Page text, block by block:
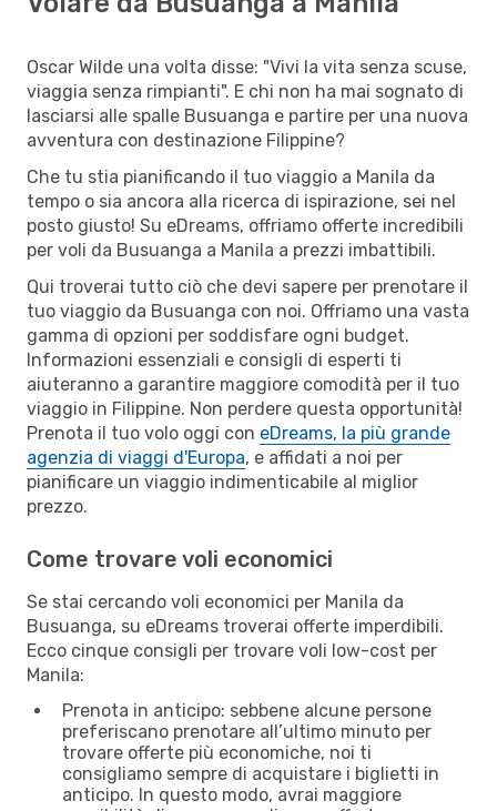
Oscar Wilde una volta disse: "Vivi la vita senza scuse,
viaggia senza rimpianti". E chi non ha mai sognato di
lasciarsi alle spalle Busuanga e partire per una nuova
avventura con destinazione Filippine?
Che tu stia pianificando il tuo viaggio a Manila da
tempo o sia ancora alla ricerca di ispirazione, sei nel
posto giusto! Su eDreams, offriamo offerte incredibili
per voli da Busuanga a Manila a prezzi imbattibili.
Qui troverai tutto ciò che devi sapere per prenotare il
tuo viaggio da Busuanga con noi. Offriamo una vasta
gamma di opzioni per soddisfare ogni budget.
Informazioni essenziali e consigli di esperti ti
aiuteranno a garantire maggiore comodità per il tuo
viaggio in Filippine. Non perdere questa opportunità!
Prenota il tuo volo oggi con eDreams, la più grande
agenzia di viaggi d'Europa, e affidati a noi per
pianificare un viaggio indimenticabile al miglior
prezzo.
Come trovare voli economici
Se stai cercando voli economici per Manila da
Busuanga, su eDreams troverai offerte imperdibili.
Ecco cinque consigli per trovare voli low-cost per
Manila:
Prenota in anticipo: sebbene alcune persone
preferiscano prenotare all’ultimo minuto per
trovare offerte più economiche, noi ti
consigliamo sempre di acquistare i biglietti in
anticipo. In questo modo, avrai maggiore